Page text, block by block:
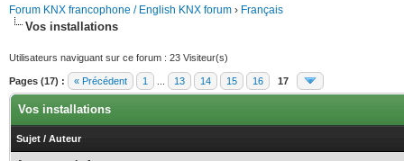
Forum KNX francophone / English KNX forum › Français
Vos installations
Utilisateurs naviguant sur ce forum : 23 Visiteur(s)
Pages (17) : « Précédent 1 13 14 15 16 17
Vos installations
Sujet / Auteur